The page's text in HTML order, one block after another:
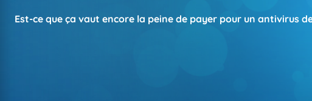
Est-ce que ça vaut encore la peine de payer pour un antivirus